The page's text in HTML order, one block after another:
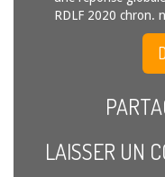
RDLF 2020 chron.
LAISSER UN